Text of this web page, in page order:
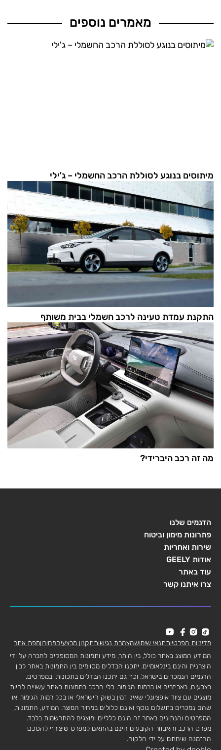
מאמרים נוספים
מיתוסים בנוגע לסוללת הרכב החשמלי – ג'ילי
התקנת עמדת טעינה לרכב חשמלי בבית משותף
מה זה רכב היברידי?
הדגמים שלנו
פתרונות מימון וביטוח
שירות ואחריות
אודות GEELY
עוד באתר
צרו איתנו קשר
מדיניות הפרטיותתנאי שימושהצהרת נגישותתקנון מבצעיםמחירוןמפת אתר
המידע המוצג באתר כולל, בין היתר, מידע ותמונות המסופקים לחברה על ידי
היצרנית והינם בינלאומיים. יתכנו הבדלים מסוימים בין התמונות באתר לבין
הדגמים הנמכרים בישראל, וכך גם יתכנו הבדלים בתכונות, במפרטים,
בצבעים, באביזרים או ברמות הגימור. כלי הרכב בתמונות באתר עשויים להיות
מוצגים עם ציוד אופציונלי שאינו זמין בשוק הישראלי או בכל רמות הגימור, או
שהם נמכרים בתשלום נוסף ואינם כלולים במחיר המוצר. המידע, התמונות,
המפרטים והנתונים באתר זה הינם כלליים ומוצגים להתרשמות בלבד.
מפרט הרכב והאבזור הקובעים הינם בהתאם למפרט שיצורף להסכם
ההזמנה שיחתם על ידי הלקוח.